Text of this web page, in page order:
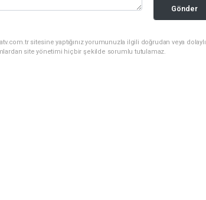
Gönder
sitesine yaptığınız yorumunuzla ilgili doğrudan veya dolaylı
site yönetimi hiçbir şekilde sorumlu tutulamaz.